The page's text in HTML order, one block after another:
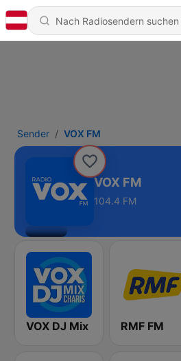
Sender VOX FM
VOX FM
104.4 FM
VOX DJ Mix RMF FM